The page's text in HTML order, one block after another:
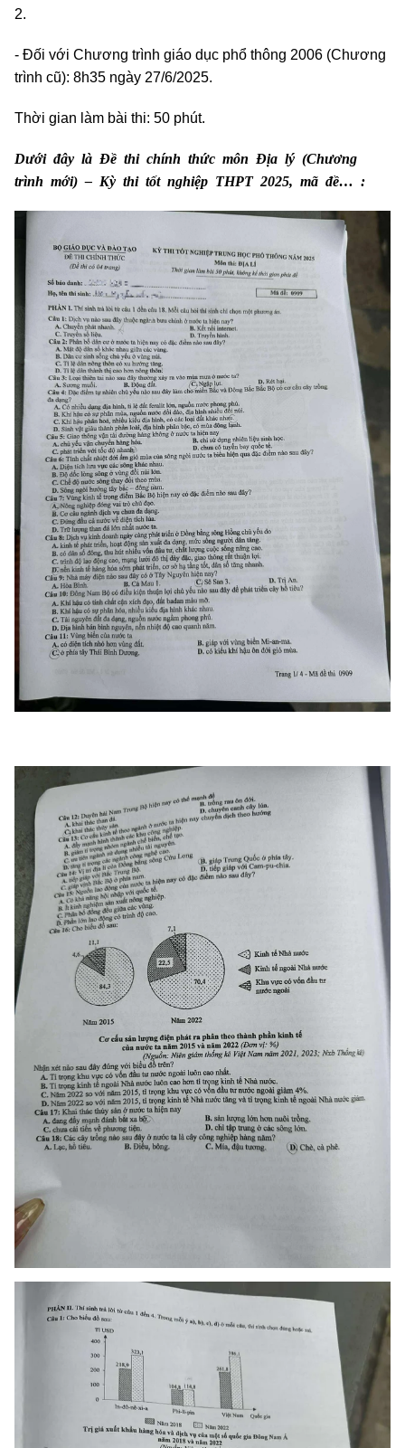
2.
- Đối với Chương trình giáo dục phổ thông 2006 (Chương
trình cũ): 8h35 ngày 27/6/2025.
Thời gian làm bài thi: 50 phút.
Dưới đây là Đề thi chính thức môn Địa lý (Chương
trình mới) – Kỳ thi tốt nghiệp THPT 2025, mã đề… :